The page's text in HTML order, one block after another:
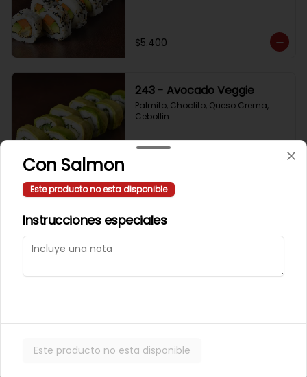
$5.400
243 - Avocado Veggie
Palmito, Choclito, Queso Crema,
Cebollin
244 - Hot Mushroom
Pimenton
Champiñon Tempura, Palta,
Con Salmon
Este producto no esta disponible
Instrucciones especiales
Este producto no esta disponible